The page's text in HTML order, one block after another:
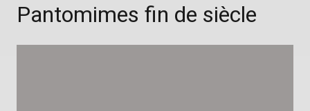
Pantomimes fin de siècle